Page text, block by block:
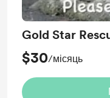
Gold Star
$30/місяць